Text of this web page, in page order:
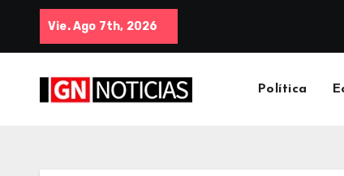
Vie. Ago 7th, 2026
Política